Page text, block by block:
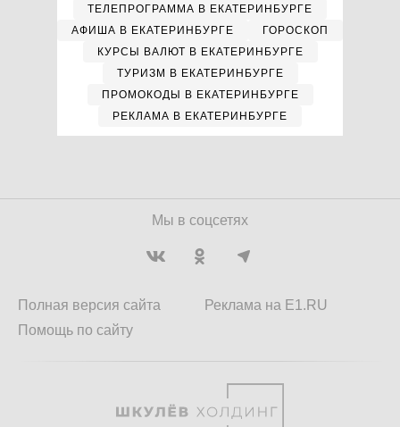
ТЕЛЕПРОГРАММА В ЕКАТЕРИНБУРГЕ
АФИША В ЕКАТЕРИНБУРГЕ
ГОРОСКОП
КУРСЫ ВАЛЮТ В ЕКАТЕРИНБУРГЕ
ТУРИЗМ В ЕКАТЕРИНБУРГЕ
ПРОМОКОДЫ В ЕКАТЕРИНБУРГЕ
РЕКЛАМА В ЕКАТЕРИНБУРГЕ
Мы в соцсетях
Полная версия сайта
Помощь по сайту
Реклама на E1.RU